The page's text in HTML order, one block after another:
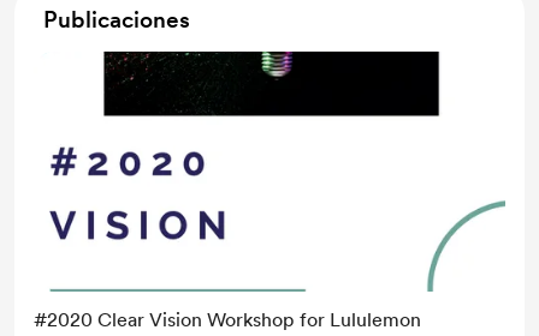
Publicaciones
#2020 Clear Vision Workshop for Lululemon